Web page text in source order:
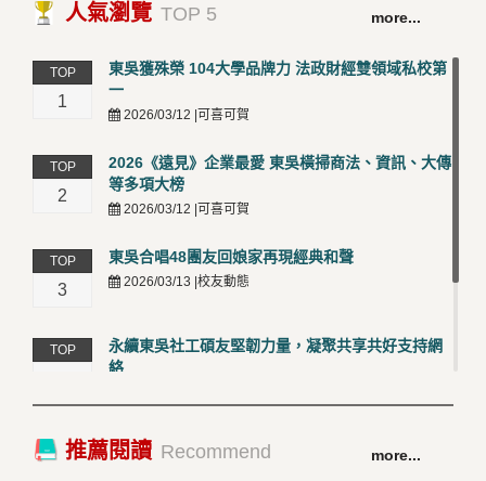
人氣瀏覽 TOP 5 more...
TOP
1
東吳獲殊榮 104大學品牌力 法政財經雙領域私校第
一
2026/03/12 |可喜可賀
TOP
2
2026《遠見》企業最愛 東吳橫掃商法、資訊、大傳
等多項大榜
2026/03/12 |可喜可賀
TOP
3
東吳合唱48團友回娘家再現經典和聲
2026/03/13 |校友動態
TOP
永續東吳社工碩友堅韌力量，凝聚共享共好支持網
絡
TOP
卓越永續校園 東吳大學連奪 ISO 14001、45001 及
50001三大國際驗證殊榮
推薦閱讀 Recommend more...